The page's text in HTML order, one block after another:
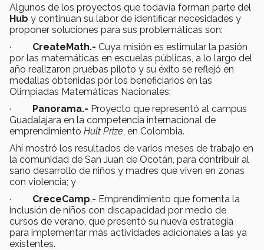
Algunos de los proyectos que todavía forman parte del
Hub y continúan su labor de identificar necesidades y
proponer soluciones para sus problemáticas son:
· CreateMath.- Cuya misión es estimular la pasión
por las matemáticas en escuelas públicas, a lo largo del
año realizaron pruebas piloto y su éxito se reflejó en
medallas obtenidas por los beneficiarios en las
Olimpiadas Matemáticas Nacionales;
· Panorama.- Proyecto que representó al campus
Guadalajara en la competencia internacional de
emprendimiento Hult Prize , en Colombia.
Ahí mostró los resultados de varios meses de trabajo en
la comunidad de San Juan de Ocotán, para contribuir al
sano desarrollo de niños y madres que viven en zonas
con violencia; y
· CreceCamp.- Emprendimiento que fomenta la
inclusión de niños con discapacidad por medio de
cursos de verano, que presentó su nueva estrategia
para implementar más actividades adicionales a las ya
existentes.